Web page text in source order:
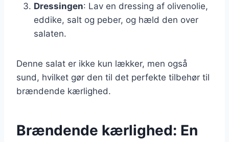
Dressingen: Lav en dressing af olivenolie,
eddike, salt og peber, og hæld den over
salaten.
Denne salat er ikke kun lækker, men også
sund, hvilket gør den til det perfekte tilbehør til
brændende kærlighed.
Brændende kærlighed: En